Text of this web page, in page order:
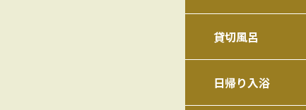
貸切風呂
日帰り入浴